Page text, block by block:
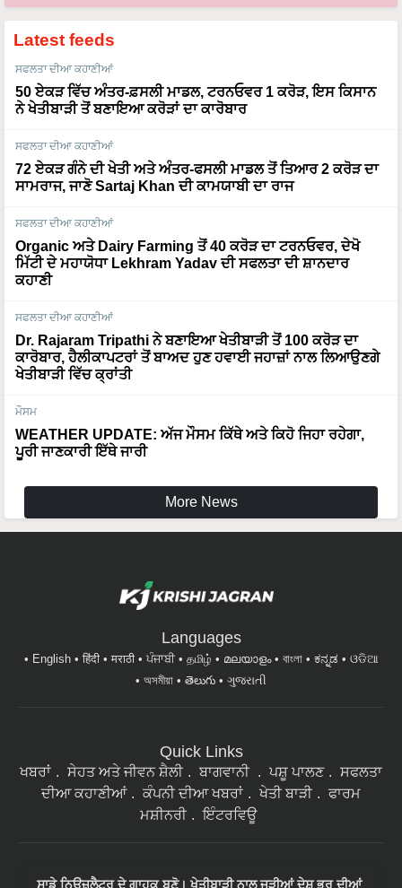
Latest feeds
ਸਫਲਤਾ ਦੀਆ ਕਹਾਣੀਆਂ
50 ਏਕੜ ਵਿੱਚ ਅੰਤਰ-ਫ਼ਸਲੀ ਮਾਡਲ, ਟਰਨਓਵਰ 1 ਕਰੋੜ, ਇਸ ਕਿਸਾਨ
ਨੇ ਖੇਤੀਬਾੜੀ ਤੋਂ ਬਣਾਇਆ ਕਰੋੜਾਂ ਦਾ ਕਾਰੋਬਾਰ
ਸਫਲਤਾ ਦੀਆ ਕਹਾਣੀਆਂ
72 ਏਕੜ ਗੰਨੇ ਦੀ ਖੇਤੀ ਅਤੇ ਅੰਤਰ-ਫਸਲੀ ਮਾਡਲ ਤੋਂ ਤਿਆਰ 2 ਕਰੋੜ ਦਾ
ਸਾਮਰਾਜ, ਜਾਣੋ Sartaj Khan ਦੀ ਕਾਮਯਾਬੀ ਦਾ ਰਾਜ
ਸਫਲਤਾ ਦੀਆ ਕਹਾਣੀਆਂ
Organic ਅਤੇ Dairy Farming ਤੋਂ 40 ਕਰੋੜ ਦਾ ਟਰਨਓਵਰ, ਦੇਖੋ
ਮਿੱਟੀ ਦੇ ਮਹਾਯੋਧਾ Lekhram Yadav ਦੀ ਸਫਲਤਾ ਦੀ ਸ਼ਾਨਦਾਰ
ਕਹਾਣੀ
ਸਫਲਤਾ ਦੀਆ ਕਹਾਣੀਆਂ
Dr. Rajaram Tripathi ਨੇ ਬਣਾਇਆ ਖੇਤੀਬਾੜੀ ਤੋਂ 100 ਕਰੋੜ ਦਾ
ਕਾਰੋਬਾਰ, ਹੈਲੀਕਾਪਟਰਾਂ ਤੋਂ ਬਾਅਦ ਹੁਣ ਹਵਾਈ ਜਹਾਜ਼ਾਂ ਨਾਲ ਲਿਆਉਣਗੇ
ਖੇਤੀਬਾੜੀ ਵਿੱਚ ਕ੍ਰਾਂਤੀ
ਮੌਸਮ
WEATHER UPDATE: ਅੱਜ ਮੌਸਮ ਕਿੱਥੇ ਅਤੇ ਕਿਹੋ ਜਿਹਾ ਰਹੇਗਾ,
ਪੂਰੀ ਜਾਣਕਾਰੀ ਇੱਥੇ ਜਾਰੀ
More News
Languages
English हिंदी मराठी ਪੰਜਾਬੀ தமிழ் മലയാളം বাংলা ಕನ್ನಡ
ଓଡିଆ
অসমীয়া
తెలుగు ગુજરાતી
Quick Links
ਖਬਰਾਂ ਸੇਹਤ ਅਤੇ ਜੀਵਨ ਸ਼ੈਲੀ ਬਾਗਵਾਨੀ ਪਸ਼ੂ ਪਾਲਣ
ਸਫਲਤਾ
ਦੀਆ ਕਹਾਣੀਆਂ
ਕੰਪਨੀ ਦੀਆ ਖਬਰਾਂ ਖੇਤੀ ਬਾੜੀ
ਫਾਰਮ
ਮਸ਼ੀਨਰੀ
ਇੰਟਰਵਿਊ
ਸਾਡੇ ਨਿਉਜ਼ਲੈਟਰ ਦੇ ਗਾਹਕ ਬਣੋ। ਖੇਤੀਬਾੜੀ ਨਾਲ ਜੁੜੀਆਂ ਦੇਸ਼ ਭਰ ਦੀਆਂ